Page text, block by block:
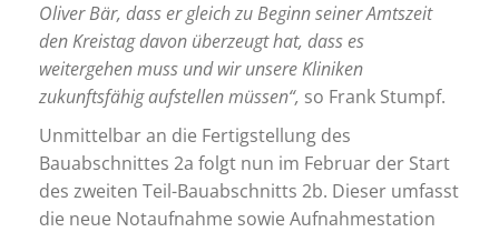
Oliver Bär, dass er gleich zu Beginn seiner Amtszeit
den Kreistag davon überzeugt hat, dass es
weitergehen muss und wir unsere Kliniken
zukunftsfähig aufstellen müssen“, so Frank Stumpf.
Unmittelbar an die Fertigstellung des
Bauabschnittes 2a folgt nun im Februar der Start
des zweiten Teil-Bauabschnitts 2b. Dieser umfasst
die neue Notaufnahme sowie Aufnahmestation